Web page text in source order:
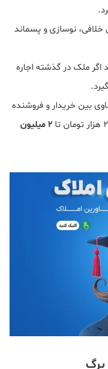
خلافی، نوسازی و پسماند
اگر ملک در گذشته اجاره
بین خریدار و فروشنده
۲ میلیون
برگ